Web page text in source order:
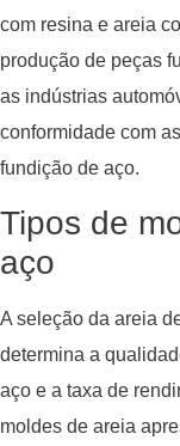
com resina e areia
produção de peças
as indústrias
conformidade com
fundição de aço.
Tipos de
aço
A seleção da areia
determina a
aço e a taxa de
moldes de areia